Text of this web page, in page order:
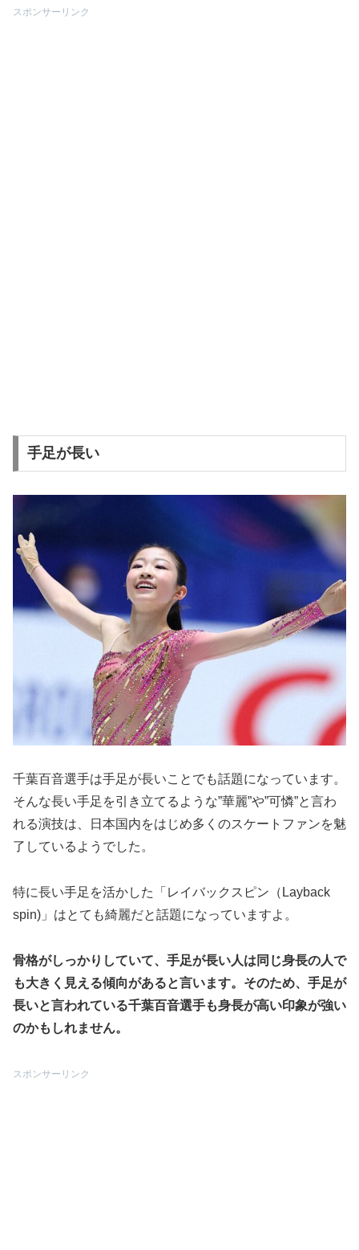
スポンサーリンク
手足が長い
千葉百音選手は手足が長いことでも話題になっています。
そんな長い手足を引き立てるような”華麗”や”可憐”と言わ
れる演技は、日本国内をはじめ多くのスケートファンを魅
了しているようでした。
特に長い手足を活かした「レイバックスピン（Layback
spin)」はとても綺麗だと話題になっていますよ。
骨格がしっかりしていて、手足が長い人は同じ身長の人で
も大きく見える傾向があると言います。そのため、手足が
長いと言われている千葉百音選手も身長が高い印象が強い
のかもしれません。
スポンサーリンク